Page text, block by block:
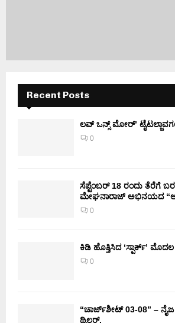
Recent Posts
ಲವ್ ಒನ್ಸ್ ಮೋರ್’
0
ಸೆಪ್ಟೆಂಬರ್ 18 ರಂದು ತೆರೆಗೆ
ಮೇಘನಾರಾಜ್ ಅಭಿನಯದ
0
ಕಿಡಿ‌‌ ಹೊತ್ತಿಸಿದ ‘ಸ್ಪಾರ್ಕ್’
0
“ಚಾರ್ಜ್‌ಶೀಟ್ 03-08” –
ಥ್ರಿಲ್ಲರ್.